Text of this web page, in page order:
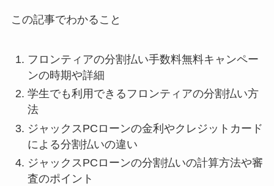
この記事でわかること
フロンティアの分割払い手数料無料キャンペー
ンの時期や詳細
学生でも利用できるフロンティアの分割払い方
法
ジャックスPCローンの金利やクレジットカード
による分割払いの違い
ジャックスPCローンの分割払いの計算方法や審
査のポイント